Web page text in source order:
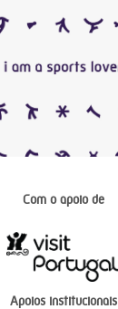
Com o apoio de
Apoios institucionais